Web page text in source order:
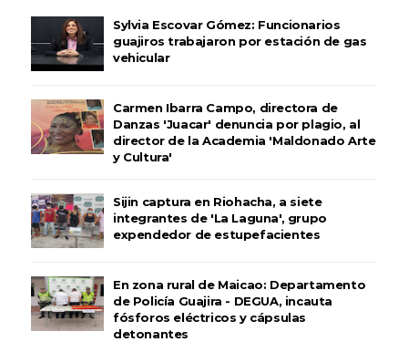
Sylvia Escovar Gómez: Funcionarios
guajiros trabajaron por estación de gas
vehicular
Carmen Ibarra Campo, directora de
Danzas 'Juacar' denuncia por plagio, al
director de la Academia 'Maldonado Arte
y Cultura'
Sijin captura en Riohacha, a siete
integrantes de 'La Laguna', grupo
expendedor de estupefacientes
En zona rural de Maicao: Departamento
de Policía Guajira - DEGUA, incauta
fósforos eléctricos y cápsulas
detonantes